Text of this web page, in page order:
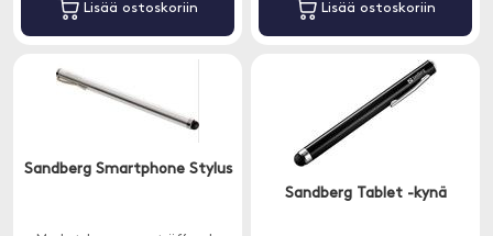
Lisää ostoskoriin Lisää ostoskoriin
Sandberg Smartphone Stylus
Sandberg Tablet -kynä